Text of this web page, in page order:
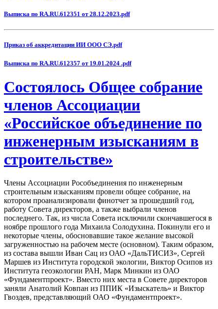
Выписка по RA.RU.612351 от 28.12.2023.pdf
Приказ об аккредитации ИИ ООО СЭ.pdf
Выписка по RA.RU.612357 от 19.01.2024 .pdf
Состоялось Общее собрание
членов Ассоциации
«Российское объединение по
инженерным изысканиям в
строительстве»
Члены Ассоциации Рособъединения по инженерным
строительным изысканиям провели общее собрание, на
котором проанализировали финотчет за прошедший год,
работу Совета директоров, а также выбрали членов
последнего. Так, из числа Совета исключили скончавшегося в
ноябре прошлого года Михаила Солодухина. Покинули его и
некоторые члены, обосновавшие такое желание высокой
загруженностью на рабочем месте (основном). Таким образом,
из состава вышли Иван Сац из ОАО «ДальТИСИЗ», Сергей
Маршев из Института городской экологии, Виктор Осипов из
Института геоэкологии РАН, Марк Минкин из ОАО
«Фундаментпроект». Вместо них места в Совете директоров
заняли Анатолий Ковпан из ППИК «Изыскатель» и Виктор
Гвоздев, представляющий ОАО «Фундаментпроект».